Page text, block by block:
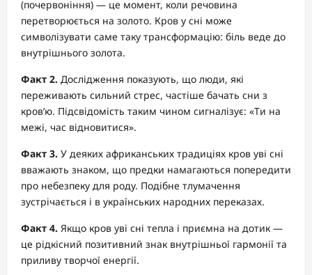
(почервоніння) — це момент, коли речовина
перетворюється на золото. Кров у сні може
символізувати саме таку трансформацію: біль веде до
внутрішнього золота.
Факт 2. Дослідження показують, що люди, які
переживають сильний стрес, частіше бачать сни з
кров’ю. Підсвідомість таким чином сигналізує: «Ти на
межі, час відновитися».
Факт 3. У деяких африканських традиціях кров уві сні
вважають знаком, що предки намагаються попередити
про небезпеку для роду. Подібне тлумачення
зустрічається і в українських народних переказах.
Факт 4. Якщо кров уві сні тепла і приємна на дотик —
це рідкісний позитивний знак внутрішньої гармонії та
приливу творчої енергії.